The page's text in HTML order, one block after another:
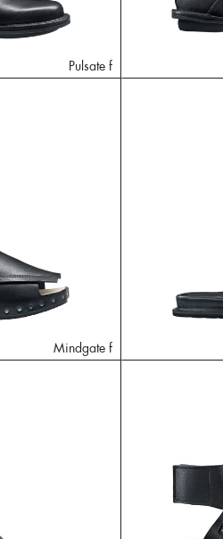
Pulsate f
Mindgate f